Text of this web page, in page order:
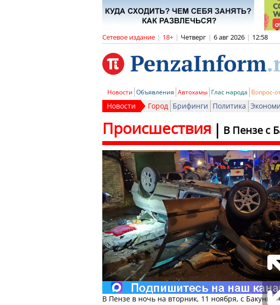
Сетевое издание | 18+ | Четверг | 6 авг 2026 | 12:58
Новости Объявления Автохамы Глас народа Вопрос-
Новости Город Брифинги Политика
В Пензе с
Происшествия
В Пензе в ночь на вторник, 11 ноября, с